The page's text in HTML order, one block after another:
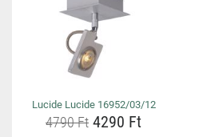
Lucide Lucide 16952/03/12
4790 Ft 4290 Ft